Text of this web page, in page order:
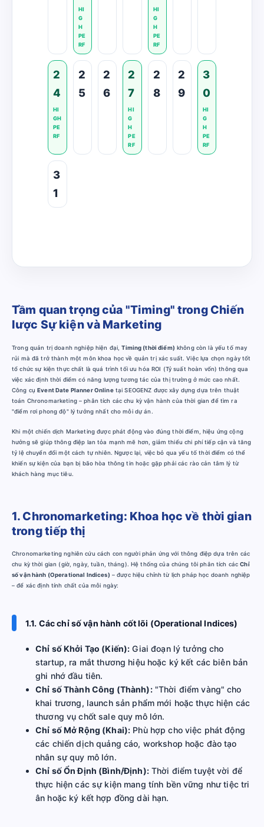
HI
G
H
PE
RF
HI
G
H
PE
RF
2
4
HI
GH
PE
RF
2
5
2
6
2
7
HI
G
H
PE
RF
2
8
2
9
3
0
HI
G
H
PE
RF
3
1
Tầm quan trọng của "Timing" trong Chiến
lược Sự kiện và Marketing
Trong quản trị doanh nghiệp hiện đại,Timing (thời điểm) không còn là yếu tố may
rủi mà đã trở thành một môn khoa học về quản trị xác suất. Việc lựa chọn ngày tốt
tổ chức sự kiện thực chất là quá trình tối ưu hóa ROI (Tỷ suất hoàn vốn) thông qua
việc xác định thời điểm có năng lượng tương tác của thị trường ở mức cao nhất.
Công cụEvent Date Planner Onlinetại SEOGENZ được xây dựng dựa trên thuật
toán Chronomarketing – phân tích các chu kỳ vận hành của thời gian để tìm ra
"điểm rơi phong độ" lý tưởng nhất cho mỗi dự án.
Khi một chiến dịch Marketing được phát động vào đúng thời điểm, hiệu ứng cộng
hưởng sẽ giúp thông điệp lan tỏa mạnh mẽ hơn, giảm thiểu chi phí tiếp cận và tăng
tỷ lệ chuyển đổi một cách tự nhiên. Ngược lại, việc bỏ qua yếu tố thời điểm có thể
khiến sự kiện của bạn bị bão hòa thông tin hoặc gặp phải các rào cản tâm lý từ
khách hàng mục tiêu.
1. Chronomarketing: Khoa học về thời gian
trong tiếp thị
Chronomarketing nghiên cứu cách con người phản ứng với thông điệp dựa trên các
chu kỳ thời gian (giờ, ngày, tuần, tháng). Hệ thống của chúng tôi phân tích cácChỉ
số vận hành (Operational Indices) – được hiệu chỉnh từ lịch pháp học doanh nghiệp
– để xác định tính chất của mỗi ngày:
1.1. Các chỉ số vận hành cốt lõi (Operational Indices)
Chỉ số Khởi Tạo (Kiến): Giai đoạn lý tưởng cho
startup, ra mắt thương hiệu hoặc ký kết các biên bản
ghi nhớ đầu tiên.
Chỉ số Thành Công (Thành):"Thời điểm vàng" cho
khai trương, launch sản phẩm mới hoặc thực hiện các
thương vụ chốt sale quy mô lớn.
Chỉ số Mở Rộng (Khai): Phù hợp cho việc phát động
các chiến dịch quảng cáo, workshop hoặc đào tạo
nhân sự quy mô lớn.
Chỉ số Ổn Định (Bình/Định):Thời điểm tuyệt vời để
thực hiện các sự kiện mang tính bền vững như tiệc tri
ân hoặc ký kết hợp đồng dài hạn.